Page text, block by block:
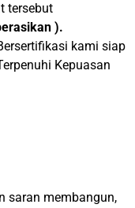
tersebut
).
kami siap
Kepuasan
saran membangun,